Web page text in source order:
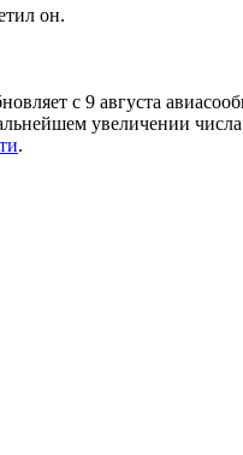
он.
с 9 августа
увеличении
.